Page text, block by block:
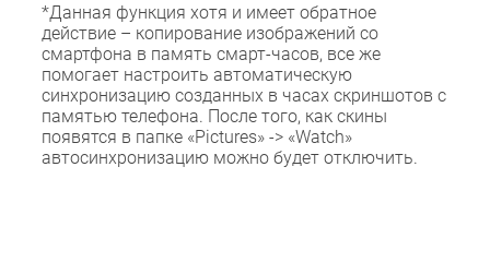
*Данная функция хотя и имеет обратное
действие – копирование изображений со
смартфона в память смарт-часов, все же
помогает настроить автоматическую
синхронизацию созданных в часах скриншотов с
памятью телефона. После того, как скины
появятся в папке «Pictures» -> «Watch»
автосинхронизацию можно будет отключить.